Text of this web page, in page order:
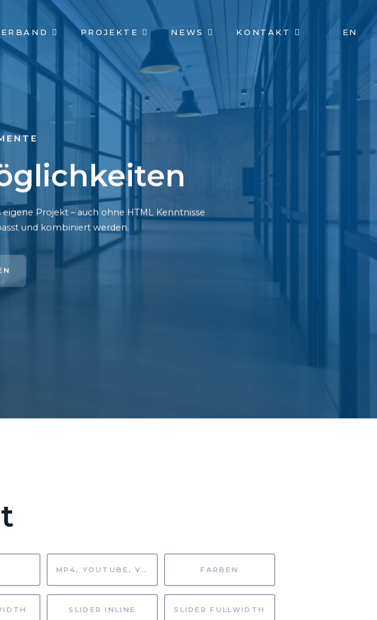
PROJEKTE NEWS KONTAKT EN
Projekt – auch ohne HTML Kenntnisse
und kombiniert werden.
MP4, YOUTUBE, VIMEO FARBEN
SLIDER INLINE SLIDER FULLWIDTH